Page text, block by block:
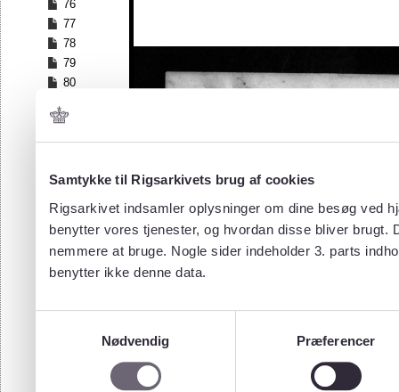
Samtykke til Rigsarkivets brug af cookies
Rigsarkivet indsamler oplysninger om dine besøg ved
benytter vores tjenester, og hvordan disse bliver
nemmere at bruge. Nogle sider indeholder 3. parts
benytter ikke denne data.
Nødvendig
Præferencer
76
77
78
79
80
82
83
85
87
88
89
90